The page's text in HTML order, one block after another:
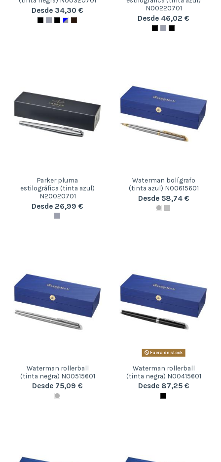
Desde 34,30 €
N00220701
Desde 46,02 €
Parker pluma
estilográfica (tinta azul)
N20020701
Desde 26,99 €
Waterman bolígrafo
(tinta azul) N00615601
Desde 58,74 €
Waterman rollerball
(tinta negra) N00515601
Desde 75,09 €
Fuera de stock
Waterman rollerball
(tinta negra) N00415601
Desde 87,25 €